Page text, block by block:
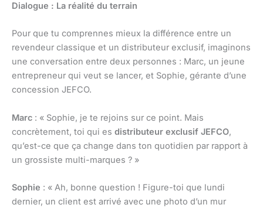
Dialogue : La réalité du terrain
Pour que tu comprennes mieux la différence entre un
revendeur classique et un distributeur exclusif, imaginons
une conversation entre deux personnes : Marc, un jeune
entrepreneur qui veut se lancer, et Sophie, gérante d’une
concession JEFCO.
Marc : « Sophie, je te rejoins sur ce point. Mais
concrètement, toi qui es distributeur exclusif JEFCO,
qu’est-ce que ça change dans ton quotidien par rapport à
un grossiste multi-marques ? »
Sophie : « Ah, bonne question ! Figure-toi que lundi
dernier, un client est arrivé avec une photo d’un mur